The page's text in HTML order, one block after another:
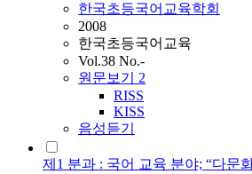
한국초등국어교육학회
2008
한국초등국어교육
Vol.38 No.-
원문보기 2
RISS
KISS
음성듣기
제1 분과 : 국어 교육 분야; “다문